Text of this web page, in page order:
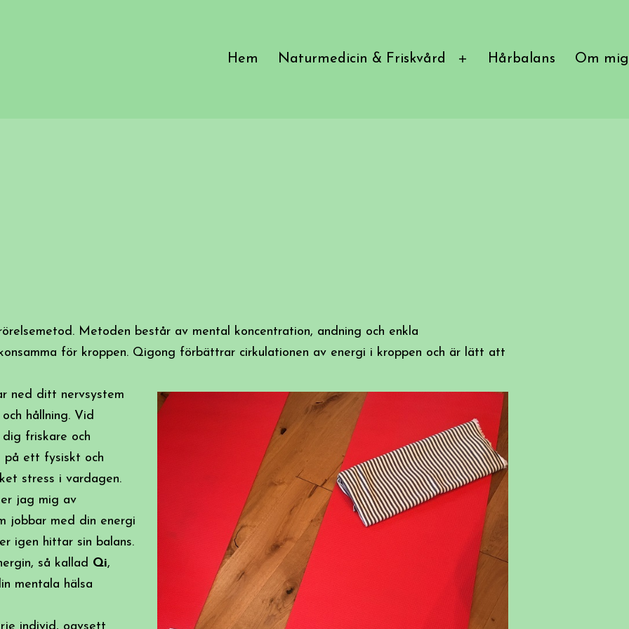
Hem Naturmedicin & Friskvård Hårbalans Om mig
Metoden består av mental koncentration, andning och enkla
för kroppen. Qigong förbättrar cirkulationen av energi i kroppen och är lätt att
ned ditt nervsystem
hållning. Vid
friskare och
ett fysiskt och
stress i vardagen.
jag mig av
jobbar med din energi
igen hittar sin balans.
så kallad Qi,
mentala hälsa
individ, oavsett